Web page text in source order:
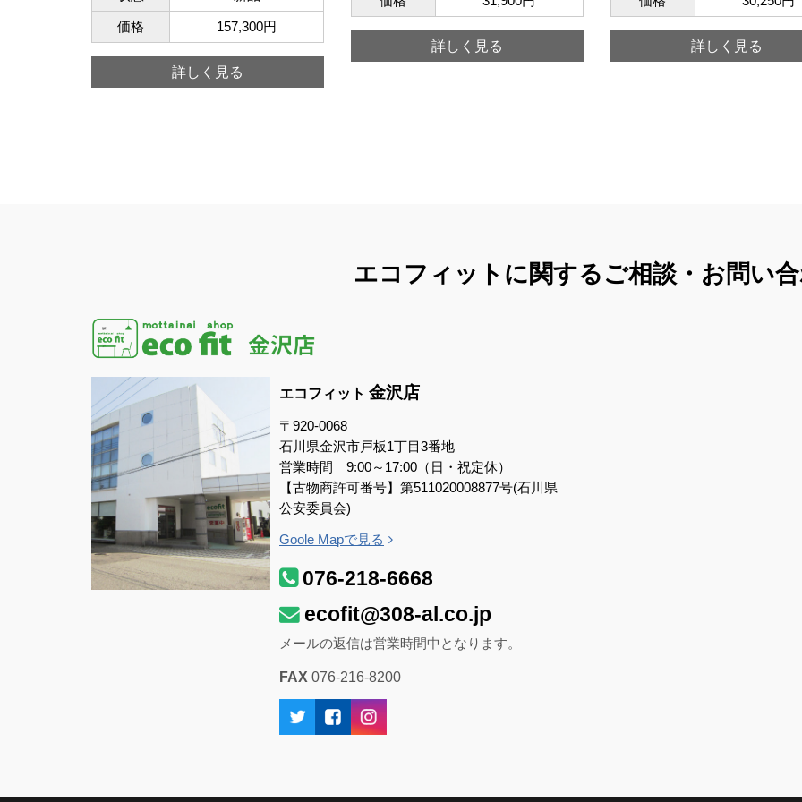
価格 157,300円
詳しく見る
詳しく見る 詳しく見る
エコフィットに関する ご相談・お問い
エコフィット 金沢店
〒920-0068
石川県金沢市戸板1丁目3番地
営業時間 9:00～17:00（日・祝定休）
【古物商許可番号】第511020008877号(石川県
公安委員会)
Goole Mapで見る
076-218-6668
ecofit@308-al.co.jp
メールの返信は営業時間中となります。
FAX 076-216-8200